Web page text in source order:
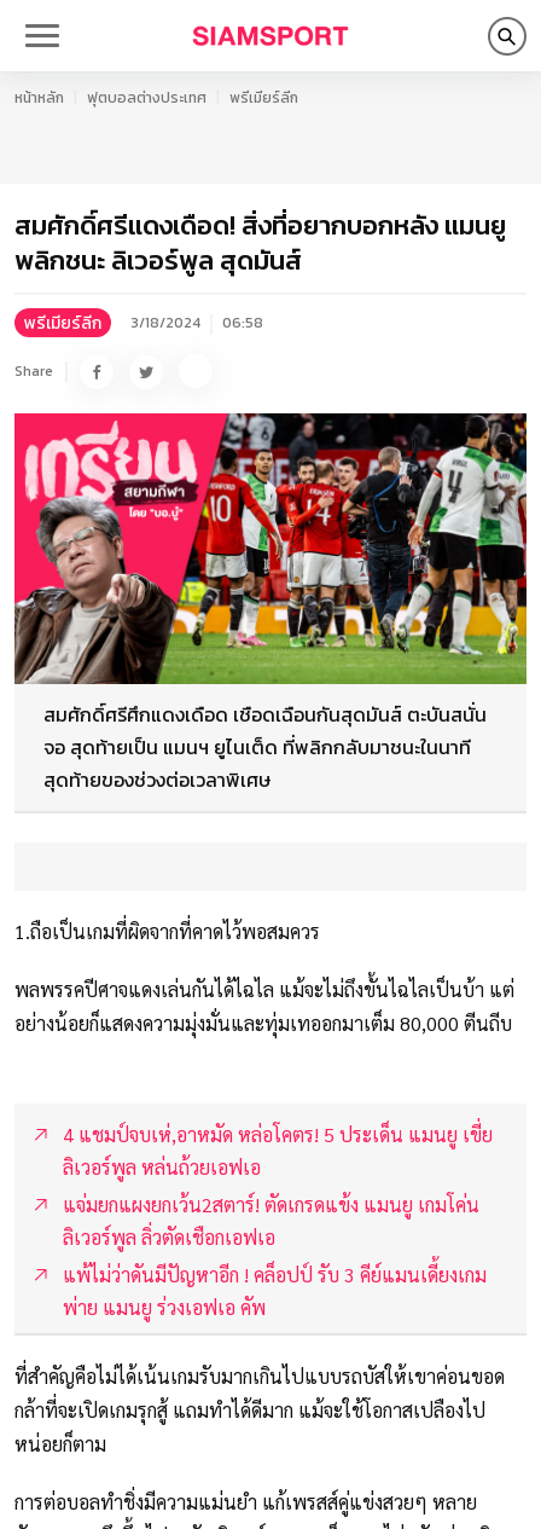
หน้าหลัก ฟุตบอลต่างประเทศ พรีเมียร์ลีก
สมศักดิ์ศรีแดงเดือด! สิ่งที่อยากบอกหลัง แมนยู
พลิกชนะ ลิเวอร์พูล สุดมันส์
พรีเมียร์ลีก 3/18/2024 06:58
Share
สมศักดิ์ศรีศึกแดงเดือด เชือดเฉือนกันสุดมันส์ ตะบันสนั่น
จอ สุดท้ายเป็น แมนฯ ยูไนเต็ด ที่พลิกกลับมาชนะในนาที
สุดท้ายของช่วงต่อเวลาพิเศษ
1.ถือเป็นเกมที่ผิดจากที่คาดไว้พอสมควร
พลพรรคปีศาจแดงเล่นกันได้ไฉไล แม้จะไม่ถึงขั้นไฉไลเป็นบ้า แต่
อย่างน้อยก็แสดงความมุ่งมั่นและทุ่มเทออกมาเต็ม 80,000 ตีนถีบ
4 แชมป์จบเห่,อาหมัด หล่อโคตร! 5 ประเด็น แมนยู เขี่ย
ลิเวอร์พูล หล่นถ้วยเอฟเอ
แจ่มยกแผงยกเว้น2สตาร์! ตัดเกรดแข้ง แมนยู เกมโค่น
ลิเวอร์พูล ลิ่วตัดเชือกเอฟเอ
แพ้ไม่ว่าดันมีปัญหาอีก ! คล็อปป์ รับ 3 คีย์แมนเดี้ยงเกม
พ่าย แมนยู ร่วงเอฟเอ คัพ
ที่สำคัญคือไม่ได้เน้นเกมรับมากเกินไปแบบรถบัสให้เขาค่อนขอด
กล้าที่จะเปิดเกมรุกสู้ แถมทำได้ดีมาก แม้จะใช้โอกาสเปลืองไป
หน่อยก็ตาม
การต่อบอลทำชิ่งมีความแม่นยำ แก้เพรสส์คู่แข่งสวยๆ หลาย